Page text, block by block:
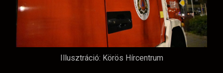
Illusztráció: Körös Hírcentrum